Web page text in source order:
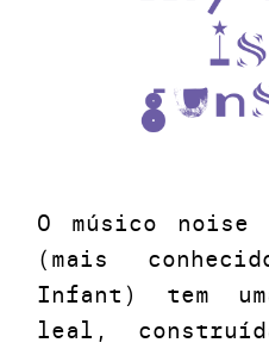
O músico noise
(mais
Infant) tem
leal,